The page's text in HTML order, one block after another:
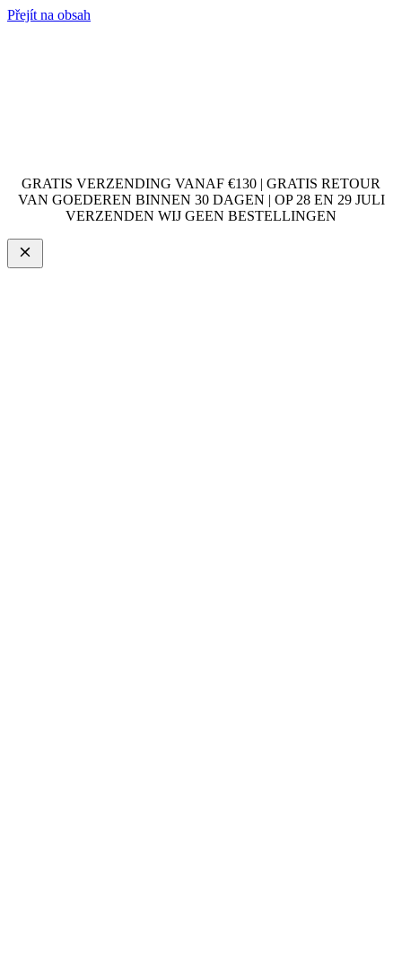
Přejít na obsah
GRATIS VERZENDING VANAF €130 | GRATIS RETOUR
VAN GOEDEREN BINNEN 30 DAGEN | OP 28 EN 29 JULI
VERZENDEN WIJ GEEN BESTELLINGEN